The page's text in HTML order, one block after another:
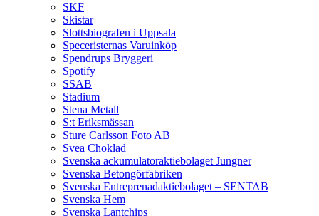
SKF
Skistar
Slottsbiografen i Uppsala
Speceristernas Varuinköp
Spendrups Bryggeri
Spotify
SSAB
Stadium
Stena Metall
S:t Eriksmässan
Sture Carlsson Foto AB
Svea Choklad
Svenska ackumulatoraktiebolaget Jungner
Svenska Betongörfabriken
Svenska Entreprenadaktiebolaget – SENTAB
Svenska Hem
Svenska Lantchips